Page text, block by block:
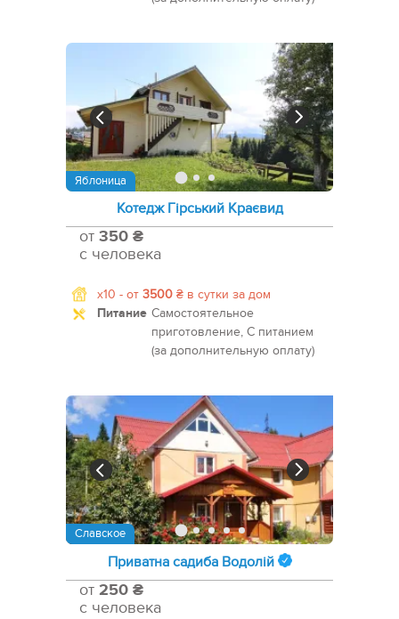
Яблоница
Котедж Гірський Краєвид
от 350 ₴
с человека
x10 - от 3500 ₴ в сутки за дом
Питание Самостоятельное
приготовление, С питанием
(за дополнительную оплату)
Славское
Приватна садиба Водолій
от 250 ₴
с человека